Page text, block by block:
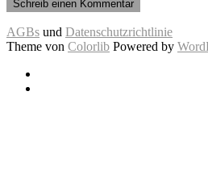
AGBs und Datenschutzrichtlinie
Theme von Colorlib Powered by